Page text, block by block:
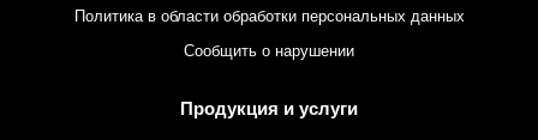
Политика в области обработки персональных данных
Сообщить о нарушении
Продукция и услуги